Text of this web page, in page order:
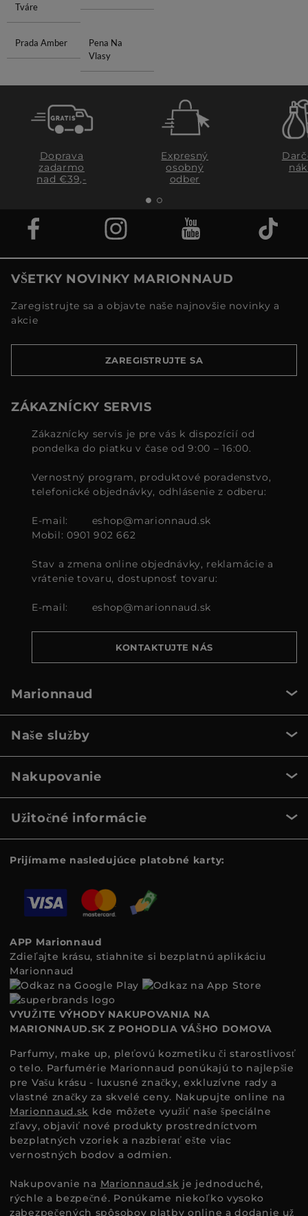
Tváre
Prada Amber
Pena Na
Vlasy
Doprava
zadarmo
nad €39,-
Expresný
osobný
odber
VŠETKY NOVINKY MARIONNAUD
Zaregistrujte sa a objavte naše najnovšie novinky a
akcie
ZAREGISTRUJTE SA
ZÁKAZNÍCKY SERVIS
Zákaznícky servis je pre vás k dispozícií od
pondelka do piatku v čase od 9:00 – 16:00.
Vernostný program, produktové poradenstvo,
telefonické objednávky, odhlásenie z odberu:
E-mail:
eshop@marionnaud.sk
Mobil: 0901 902 662
Stav a zmena online objednávky, reklamácie a
vrátenie tovaru, dostupnosť tovaru:
E-mail: eshop@marionnaud.sk
KONTAKTUJTE NÁS
Marionnaud
Naše služby
Nakupovanie
Užitočné informácie
Prijímame nasledujúce platobné karty:
APP Marionnaud
Zdieľajte krásu, stiahnite si bezplatnú aplikáciu
Marionnaud
VYUŽITE VÝHODY NAKUPOVANIA NA
MARIONNAUD.SK Z POHODLIA VÁŠHO DOMOVA
Parfumy, make up, pleťovú kozmetiku či starostlivosť
o telo. Parfumérie Marionnaud ponúkajú to najlepšie
pre Vašu krásu - luxusné značky, exkluzívne rady a
vlastné značky za skvelé ceny. Nakupujte online na
Marionnaud.sk kde môžete využiť naše špeciálne
zľavy, objaviť nové produkty prostredníctvom
bezplatných vzoriek a nazbierať ešte viac
vernostných bodov a odmien.
Nakupovanie na Marionnaud.sk je jednoduché,
rýchle a bezpečné. Ponúkame niekoľko vysoko
zabezpečených spôsobov platby online a dodanie už